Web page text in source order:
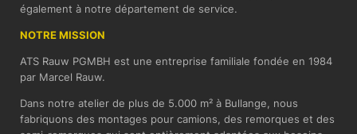
également à notre département de service.
NOTRE MISSION
ATS Rauw PGMBH est une entreprise familiale fondée en 1984
par Marcel Rauw.
Dans notre atelier de plus de 5.000 m² à Bullange, nous
fabriquons des montages pour camions, des remorques et des